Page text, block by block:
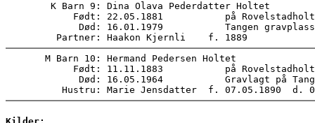
        K Barn 9: Dina Olava Pederdatter Holtet
Født: 22.05.1881           på
Død: 16.01.1979           Tangen
       M Barn 10: Hermand Pedersen Holtet
Født: 11.11.1883           på
Død: 16.05.1964           Gravlagt på